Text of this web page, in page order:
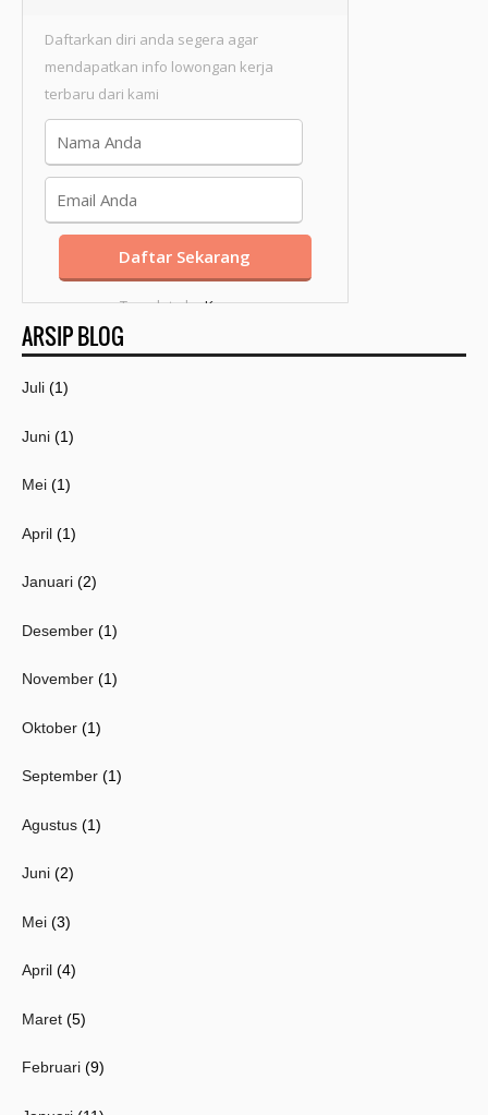
Daftarkan diri anda segera agar
mendapatkan info lowongan kerja
terbaru dari kami
Template byKang
Mousir
ARSIP BLOG
Juli (1)
Juni (1)
Mei (1)
April (1)
Januari (2)
Desember (1)
November (1)
Oktober (1)
September (1)
Agustus (1)
Juni (2)
Mei (3)
April (4)
Maret (5)
Februari (9)